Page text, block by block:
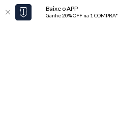
Baixe o APP
Ganhe 20% OFF na 1 COMPRA*